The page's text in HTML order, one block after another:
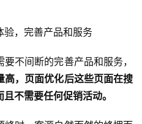
验，完善产品和服务
不间断的完善产品和服务，
高，页面优化后这些页面在搜
不需要任何促销活动。